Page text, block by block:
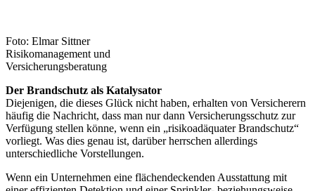
Foto: Elmar Sittner
Risikomanagement und
Versicherungsberatung
Der Brandschutz als Katalysator
Diejenigen, die dieses Glück nicht haben, erhalten von Versicherern
häufig die Nachricht, dass man nur dann Versicherungsschutz zur
Verfügung stellen könne, wenn ein „risikoadäquater Brandschutz“
vorliegt. Was dies genau ist, darüber herrschen allerdings
unterschiedliche Vorstellungen.
Wenn ein Unternehmen eine flächendeckenden Ausstattung mit